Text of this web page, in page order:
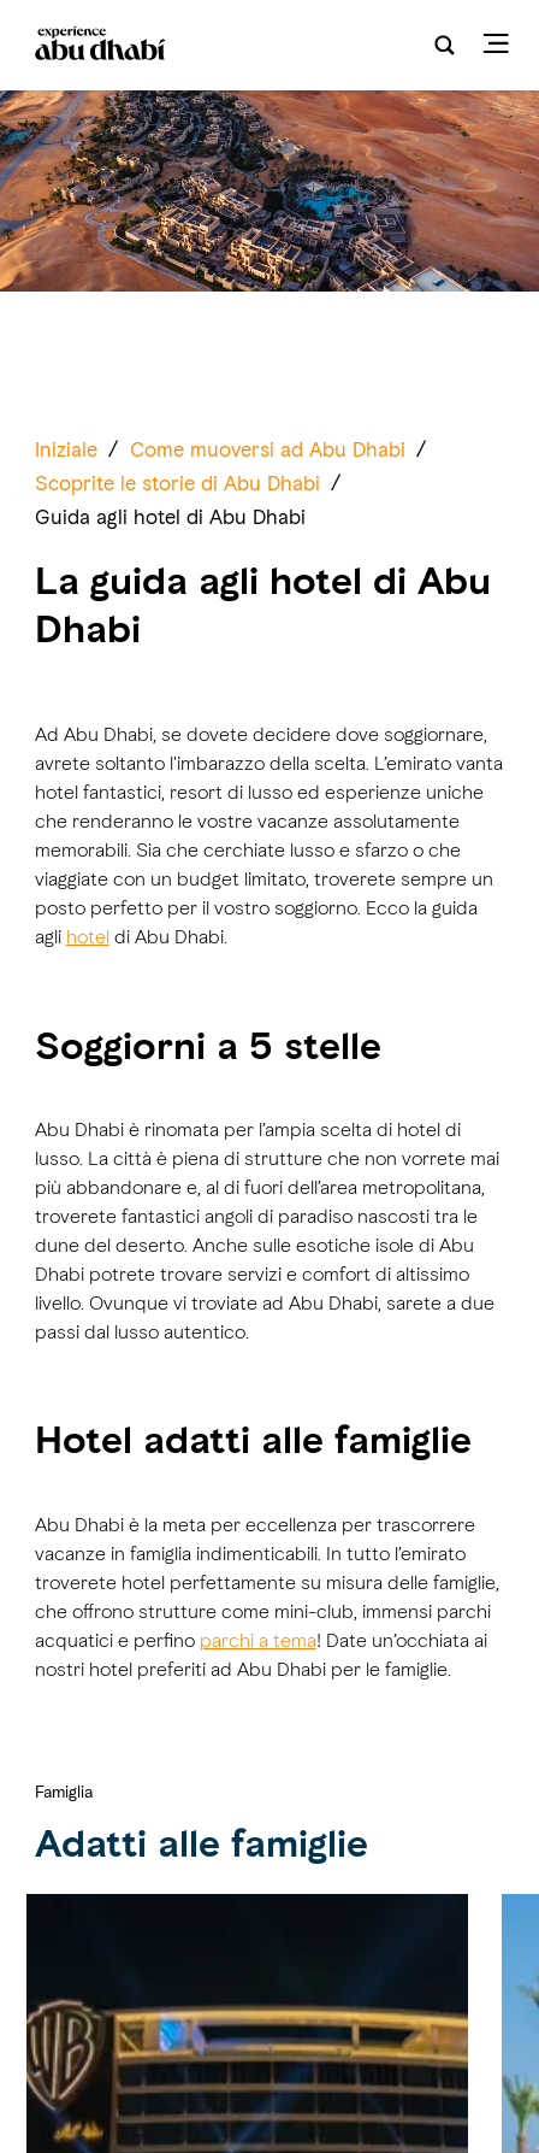
Iniziale / Come muoversi ad Abu Dhabi /
Scoprite le storie di Abu Dhabi /
Guida agli hotel di Abu Dhabi
La guida agli hotel di Abu
Dhabi
Ad Abu Dhabi, se dovete decidere dove soggiornare,
avrete soltanto l'imbarazzo della scelta. L’emirato vanta
hotel fantastici, resort di lusso ed esperienze uniche
che renderanno le vostre vacanze assolutamente
memorabili. Sia che cerchiate lusso e sfarzo o che
viaggiate con un budget limitato, troverete sempre un
posto perfetto per il vostro soggiorno. Ecco la guida
agli hoteldi Abu Dhabi.
Soggiorni a 5 stelle
Abu Dhabi è rinomata per l’ampia scelta di hotel di
lusso. La città è piena di strutture che non vorrete mai
più abbandonare e, al di fuori dell’area metropolitana,
troverete fantastici angoli di paradiso nascosti tra le
dune del deserto. Anche sulle esotiche isole di Abu
Dhabi potrete trovare servizi e comfort di altissimo
livello. Ovunque vi troviate ad Abu Dhabi, sarete a due
passi dal lusso autentico.
Hotel adatti alle famiglie
Abu Dhabi è la meta per eccellenza per trascorrere
vacanze in famiglia indimenticabili. In tutto l’emirato
troverete hotel perfettamente su misura delle famiglie,
che offrono strutture come mini-club, immensi parchi
acquatici e perfino parchi a tema! Date un’occhiata ai
nostri hotel preferiti ad Abu Dhabi per le famiglie.
Famiglia
Adatti alle famiglie